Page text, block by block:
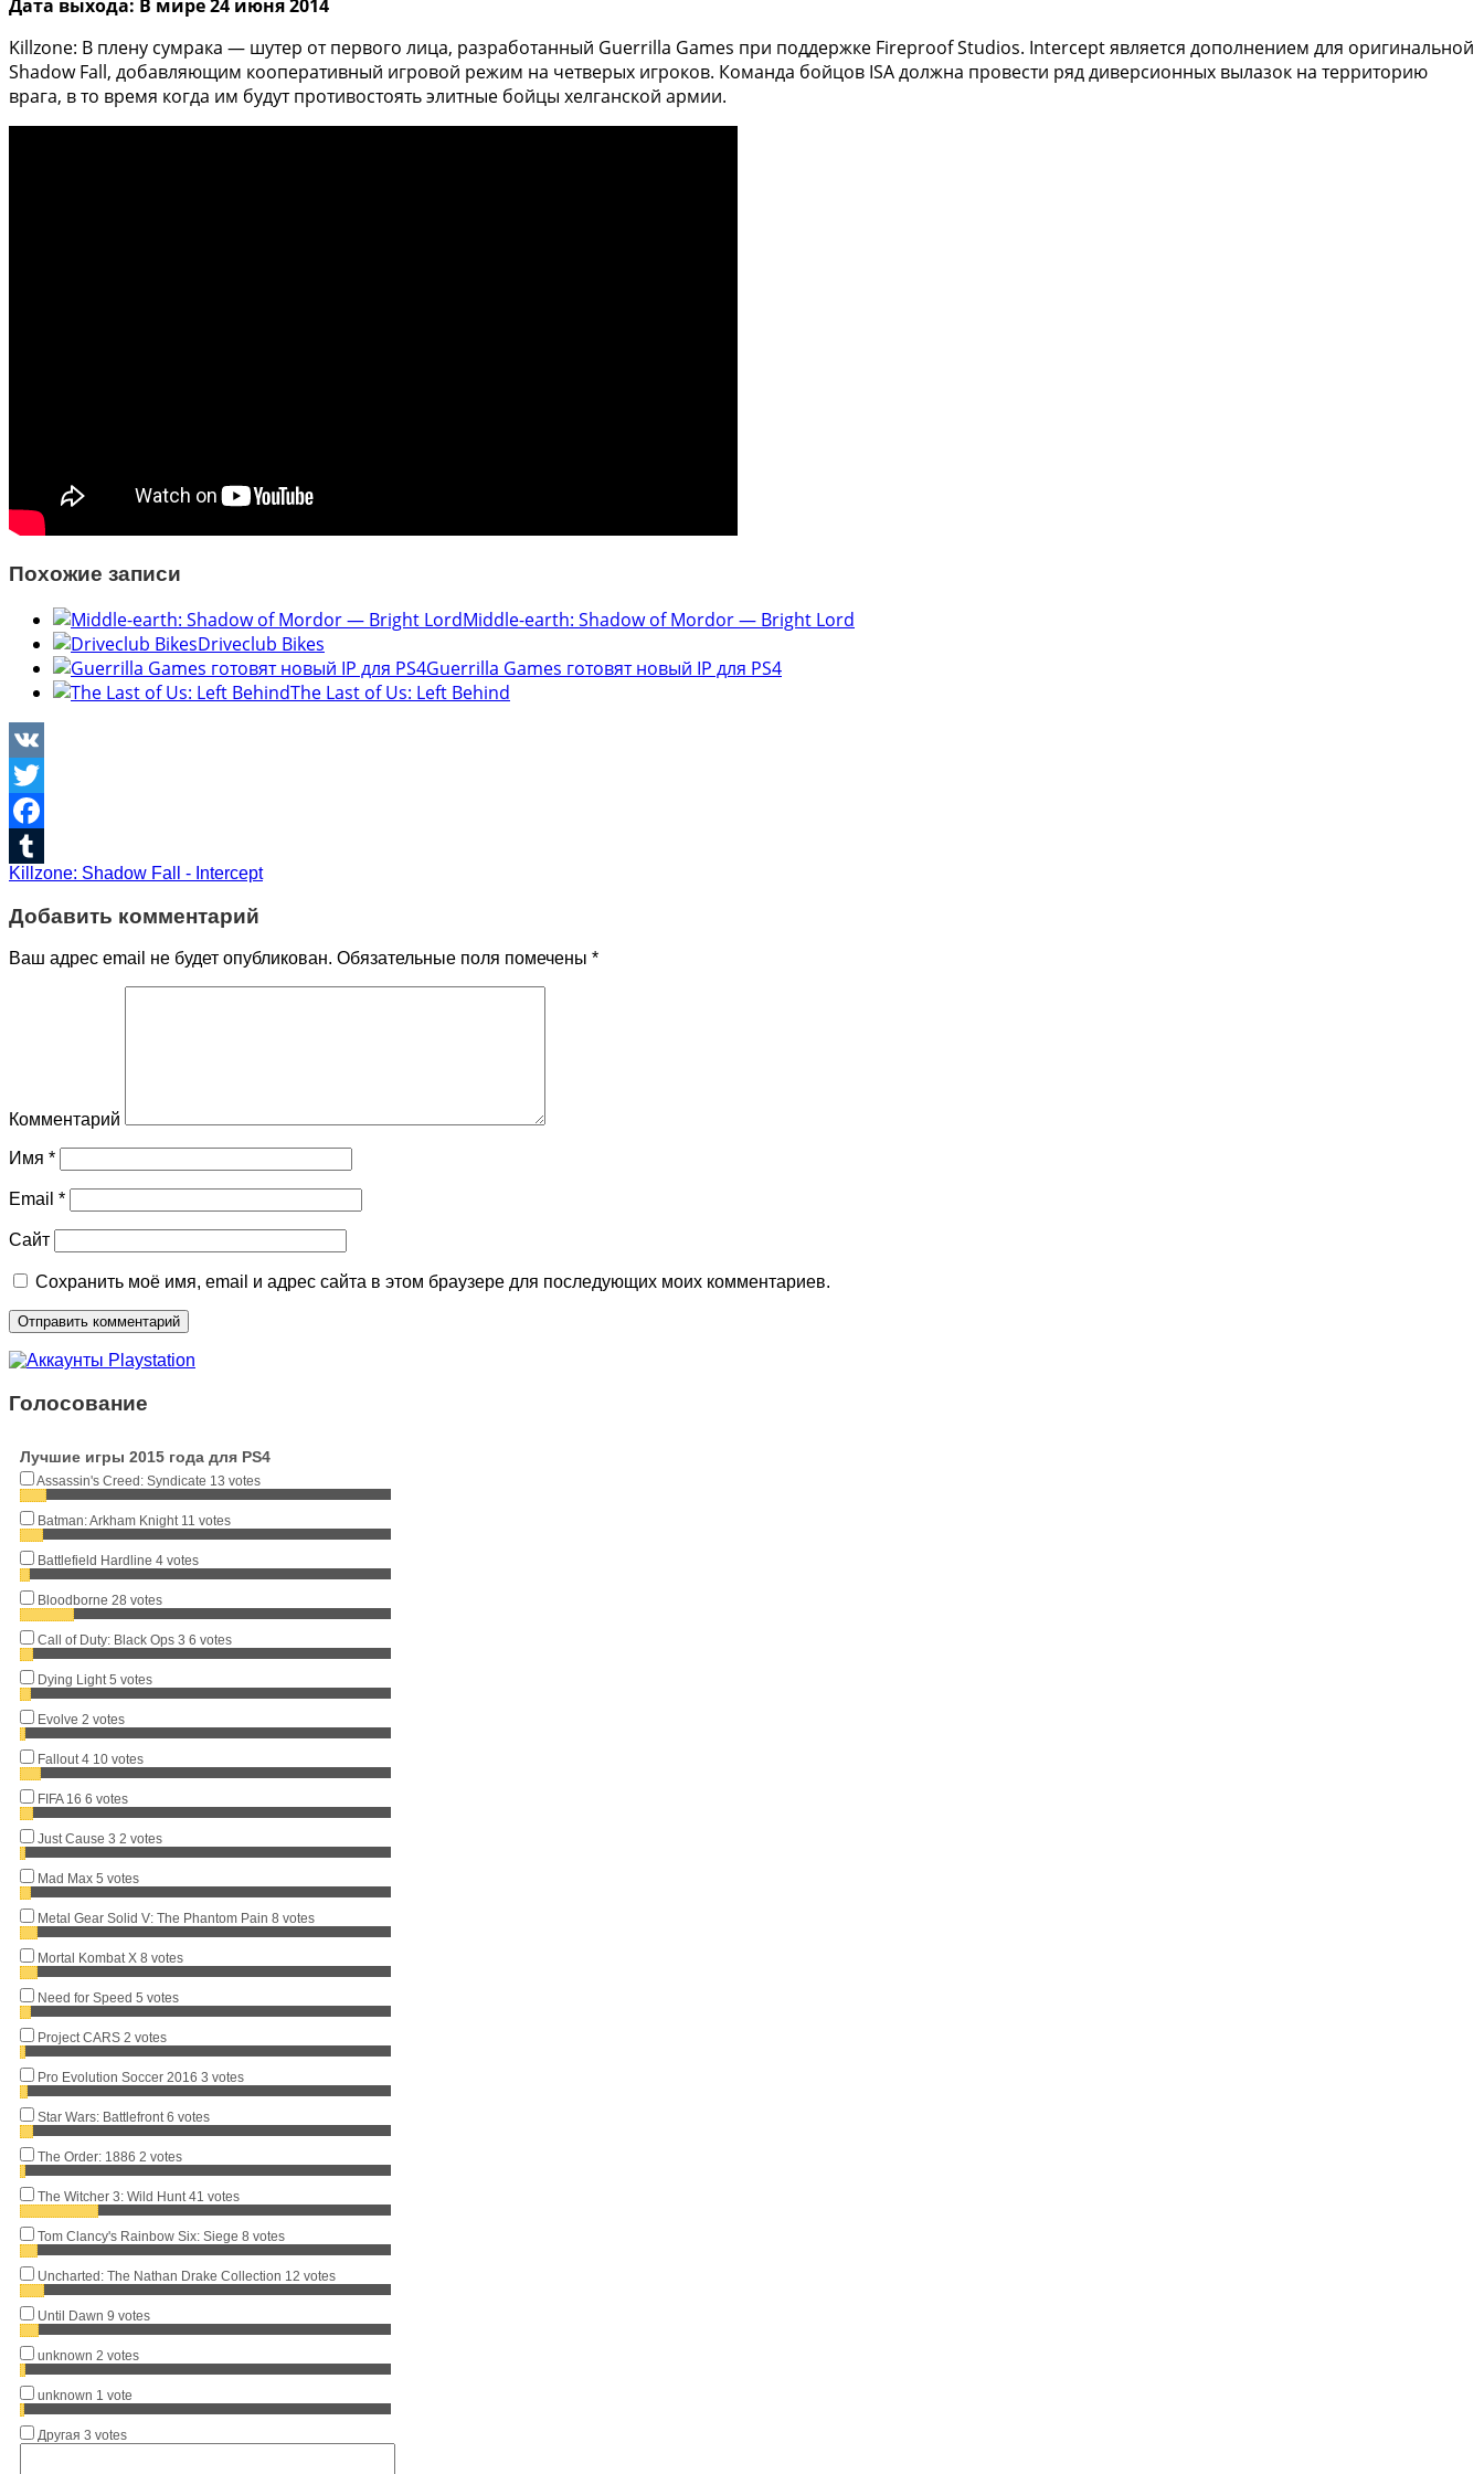
Дата выхода: В мире 24 июня 2014
Killzone: В плену сумрака — шутер от первого лица, разработанный Guerrilla Games при поддержке Fireproof Studios. Intercept является дополнением для оригинальной
Shadow Fall, добавляющим кооперативный игровой режим на четверых игроков. Команда бойцов ISA должна провести ряд диверсионных вылазок на территорию
врага, в то время когда им будут противостоять элитные бойцы хелганской армии.
Похожие записи
Middle-earth: Shadow of Mordor — Bright Lord
Driveclub Bikes
Guerrilla Games готовят новый IP для PS4
The Last of Us: Left Behind
VK
Twitter
Facebook
Tumblr
Killzone: Shadow Fall - Intercept
Добавить комментарий
Ваш адрес email не будет опубликован. Обязательные поля помечены *
Комментарий
Имя *
Email *
Сайт
Сохранить моё имя, email и адрес сайта в этом браузере для последующих моих комментариев.
Голосование
Лучшие игры 2015 года для PS4
Assassin's Creed: Syndicate 13 votes
Batman: Arkham Knight 11 votes
Battlefield Hardline 4 votes
Bloodborne 28 votes
Call of Duty: Black Ops 3 6 votes
Dying Light 5 votes
Evolve 2 votes
Fallout 4 10 votes
FIFA 16 6 votes
Just Cause 3 2 votes
Mad Max 5 votes
Metal Gear Solid V: The Phantom Pain 8 votes
Mortal Kombat X 8 votes
Need for Speed 5 votes
Project CARS 2 votes
Pro Evolution Soccer 2016 3 votes
Star Wars: Battlefront 6 votes
The Order: 1886 2 votes
The Witcher 3: Wild Hunt 41 votes
Tom Clancy's Rainbow Six: Siege 8 votes
Uncharted: The Nathan Drake Collection 12 votes
Until Dawn 9 votes
unknown 2 votes
unknown 1 vote
Другая 3 votes